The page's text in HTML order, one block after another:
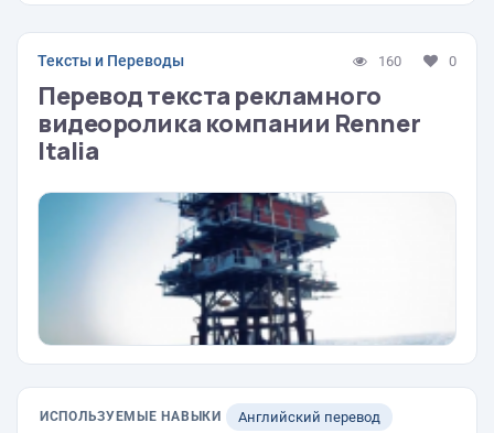
Тексты и Переводы 160 0
Перевод текста рекламного
видеоролика компании Renner
Italia
ИСПОЛЬЗУЕМЫЕ НАВЫКИ Английский перевод